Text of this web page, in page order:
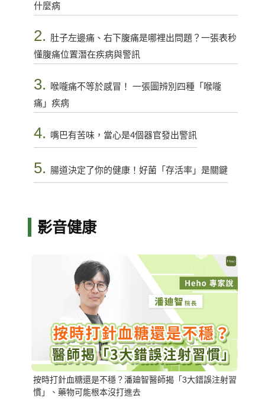
什麼病
2. 肚子左邊痛、右下腹痛是哪裡出問題？一張表秒
懂腹痛位置潛在疾病與警訊
3. 喉嚨痛不等於感冒！ 一張圖辨別四種「喉嚨
痛」疾病
4. 嘴巴有苦味，當心是4個器官發出警訊
5. 腸道決定了你的健康！好菌「存活率」是關鍵
影音健康
按時打針血糖還是不穩？潘廸智醫師揭「3大錯誤注射習
慣」、藥物可能根本沒打進去